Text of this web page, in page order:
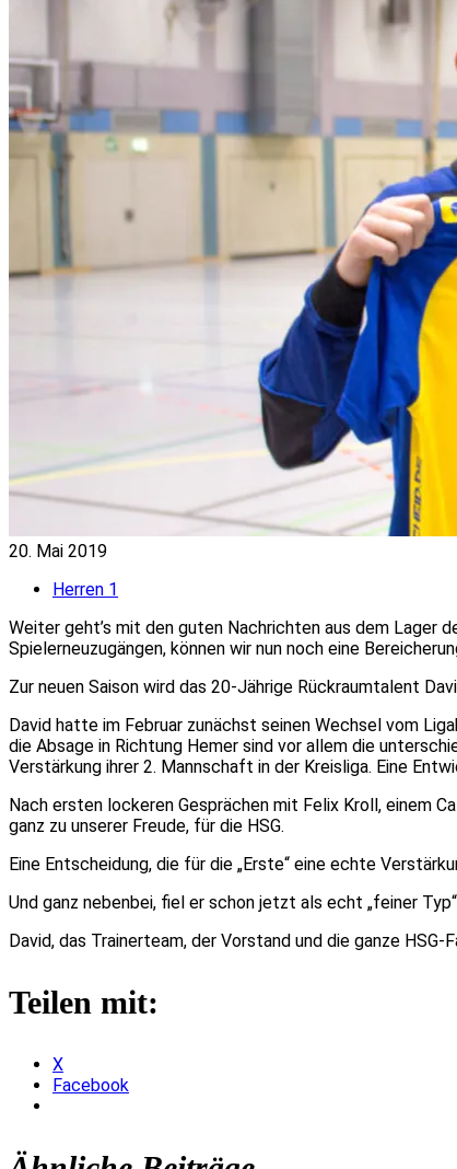
20. Mai 2019
Herren 1
Weiter geht’s mit den guten Nachrichten aus dem Lager
Spielerneuzugängen, können wir nun noch eine
Zur neuen Saison wird das 20-Jährige Rückraumtalent
David hatte im Februar zunächst seinen Wechsel vom
die Absage in Richtung Hemer sind vor allem die
Verstärkung ihrer 2. Mannschaft in der Kreisliga. Eine
Nach ersten lockeren Gesprächen mit Felix Kroll, einem
ganz zu unserer Freude, für die HSG.
Eine Entscheidung, die für die „Erste“ eine echte
Und ganz nebenbei, fiel er schon jetzt als echt „feiner
David, das Trainerteam, der Vorstand und die ganze HSG-
Teilen mit:
X
Facebook